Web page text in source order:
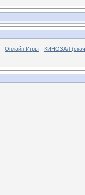
Онлайн Игры КИНОЗАЛ